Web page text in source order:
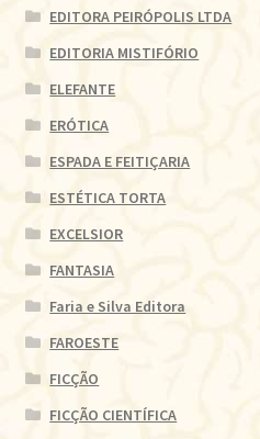
EDITORA PEIRÓPOLIS LTDA
EDITORIA MISTIFÓRIO
ELEFANTE
ERÓTICA
ESPADA E FEITIÇARIA
ESTÉTICA TORTA
EXCELSIOR
FANTASIA
Faria e Silva Editora
FAROESTE
FICÇÃO
FICÇÃO CIENTÍFICA